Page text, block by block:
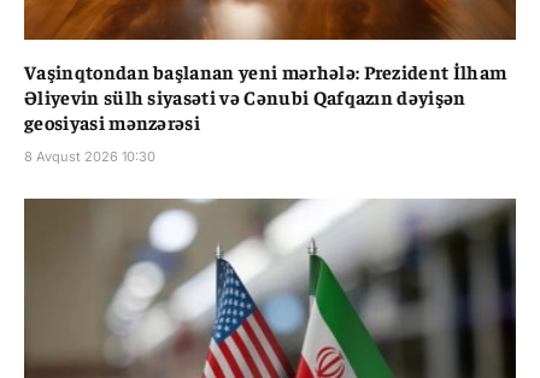
Vaşinqtondan başlanan yeni mərhələ: Prezident İlham
Əliyevin sülh siyasəti və Cənubi Qafqazın dəyişən
geosiyasi mənzərəsi
8 Avqust 2026 10:30